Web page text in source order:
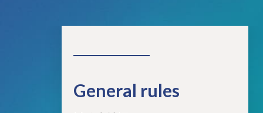
General rules